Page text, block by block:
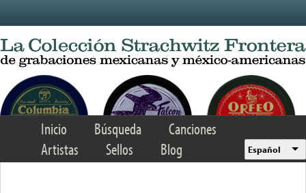
Inicio Búsqueda
Canciones
Artistas
Sellos Blog Español